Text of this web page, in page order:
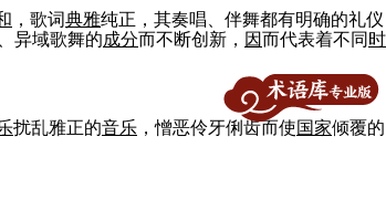
，歌词典雅纯正，其奏唱、伴舞都有明确的礼仪
异域歌舞的成分而不断创新， 因而代表着不同 时
扰乱雅正的音乐 ，憎恶伶牙俐齿而使国家倾覆的